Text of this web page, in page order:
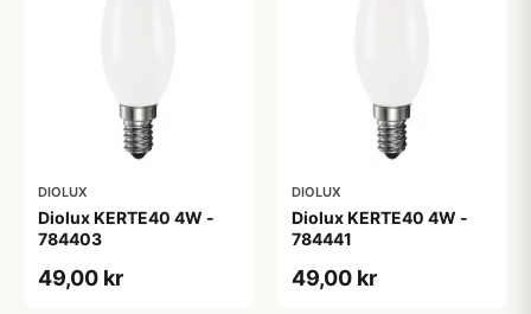
DIOLUX
Diolux KERTE40 4W -
784403
49,00 kr
DIOLUX
Diolux KERTE40 4W -
784441
49,00 kr